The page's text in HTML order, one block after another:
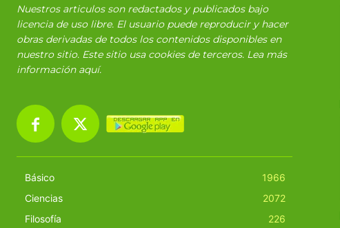
Nuestros articulos son redactados y publicados bajo
licencia de uso libre. El usuario puede reproducir y hacer
obras derivadas de todos los contenidos disponibles en
nuestro sitio. Este sitio usa cookies de terceros. Lea más
información aquí.
Básico
1966
Ciencias
2072
Filosofía
226